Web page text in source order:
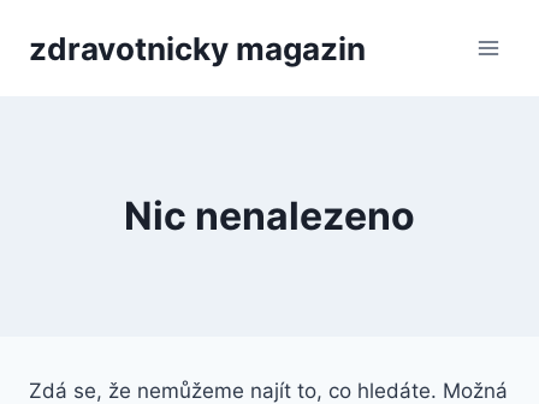
zdravotnicky magazin
Nic nenalezeno
Zdá se, že nemůžeme najít to, co hledáte. Možná